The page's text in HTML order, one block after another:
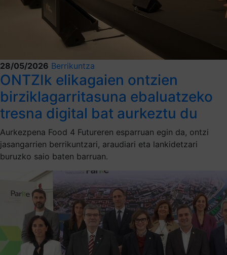
28/05/2026 Berrikuntza
ONTZIk elikagaien ontzien
birziklagarritasuna ebaluatzeko
tresna digital bat aurkeztu du
Aurkezpena Food 4 Futureren esparruan egin da, ontzi
jasangarrien berrikuntzari, araudiari eta lankidetzari
buruzko saio baten barruan.